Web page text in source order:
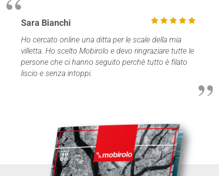
Sara Bianchi
Ho cercato online una ditta per le scale della mia
villetta. Ho scelto Mobirolo e devo ringraziare tutte le
persone che ci hanno seguito perchè tutto è filato
liscio e senza intoppi.